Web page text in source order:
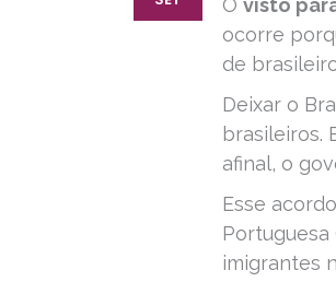
O visto
ocorre
de
Deixar o
brasileiros.
afinal, o
Esse
Portuguesa
imigrantes